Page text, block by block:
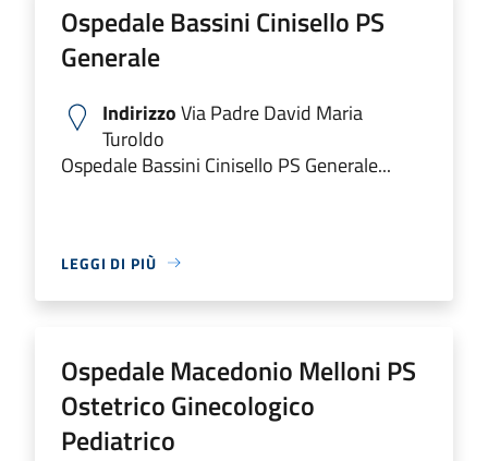
Ospedale Bassini Cinisello PS
Generale
IndirizzoVia Padre David Maria
Turoldo
Ospedale Bassini Cinisello PS Generale...
LEGGI DI PIÙ
Ospedale Macedonio Melloni PS
Ostetrico Ginecologico
Pediatrico